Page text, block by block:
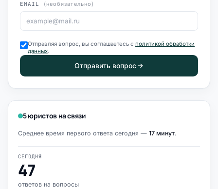
EMAIL (необязательно)
Отправляя вопрос, вы соглашаетесь с политикой обработки
данных.
Отправить вопрос
5 юристов на связи
Среднее время первого ответа сегодня — 17 минут.
СЕГОДНЯ
47
ответов на вопросы